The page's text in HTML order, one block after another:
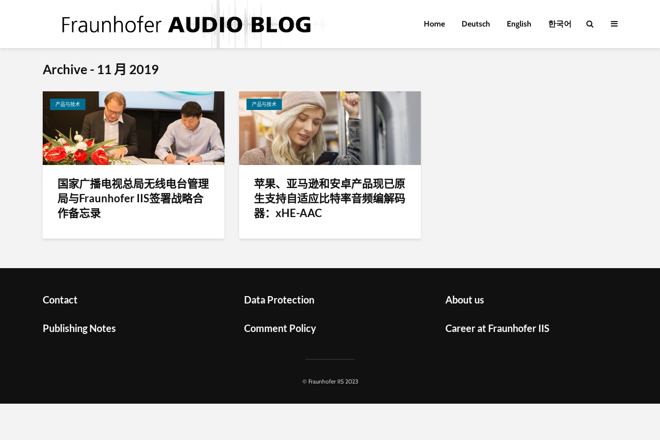
Home Deutsch English 한국어
Archive - 11 月 2019
产品与技术
国家广播电视总局无线电台管理
局与Fraunhofer IIS签署战略合
作备忘录
产品与技术
苹果、亚马逊和安卓产品现已原
生支持自适应比特率音频编解码
器：xHE-AAC
Contact
Publishing Notes
Data Protection
Comment Policy
About us
Career at Fraunhofer IIS
© Fraunhofer IIS 2023